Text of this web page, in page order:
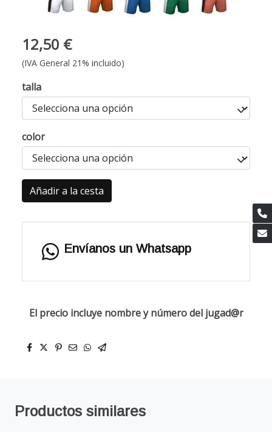
12,50 €
(IVA General 21% incluido)
talla
color
Añadir a la cesta
Envíanos un Whatsapp
El precio incluye nombre y número del jugad@r
Productos similares